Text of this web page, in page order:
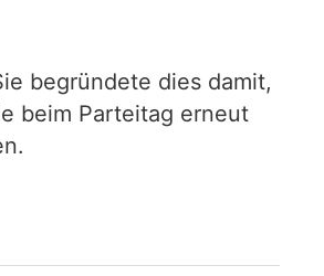
begründete dies damit,
beim Parteitag erneut